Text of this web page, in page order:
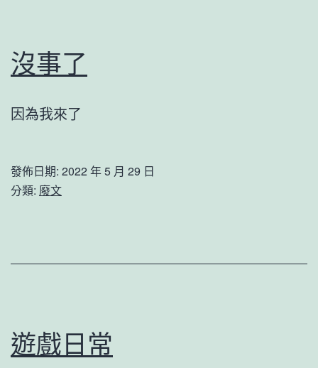
沒事了
因為我來了
發佈日期: 2022 年 5 月 29 日
分類: 廢文
遊戲日常